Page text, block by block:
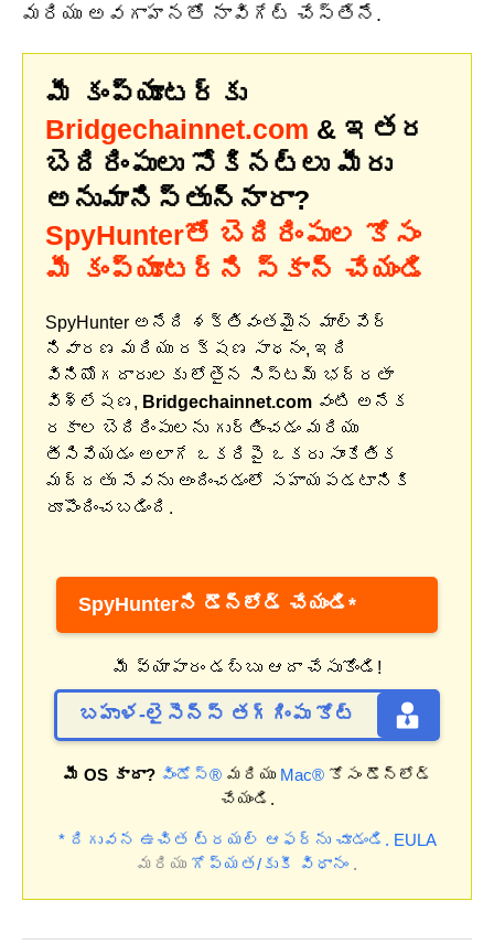
మరియు అవగాహనతో నావిగేట్ చేస్తేనే.
మీ కంప్యూటర్‌కు
Bridgechainnet.com & ఇతర
బెదిరింపులు సోకినట్లు మీరు
అనుమానిస్తున్నారా?
SpyHunterతో బెదిరింపుల కోసం
మీ కంప్యూటర్‌ని స్కాన్ చేయండి
SpyHunter అనేది శక్తివంతమైన మాల్వేర్
నివారణ మరియు రక్షణ సాధనం, ఇది
వినియోగదారులకు లోతైన సిస్టమ్ భద్రతా
విశ్లేషణ, Bridgechainnet.com వంటి అనేక
రకాల బెదిరింపులను గుర్తించడం మరియు
తీసివేయడం అలాగే ఒకరిపై ఒకరు సాంకేతిక
మద్దతు సేవను అందించడంలో సహాయపడటానికి
రూపొందించబడింది.
SpyHunterని డౌన్‌లోడ్ చేయండి*
మీ వ్యాపారం డబ్బు ఆదా చేసుకోండి!
బహుళ-లైసెన్స్ తగ్గింపు కోట్
మీ OS కాదా? విండోస్®మరియు Mac®కోసం డౌన్‌లోడ్
చేయండి.
* దిగువన ఉచిత ట్రయల్ ఆఫర్‌ను చూడండి. EULA
మరియు గోప్యత/కుకీ విధానం .